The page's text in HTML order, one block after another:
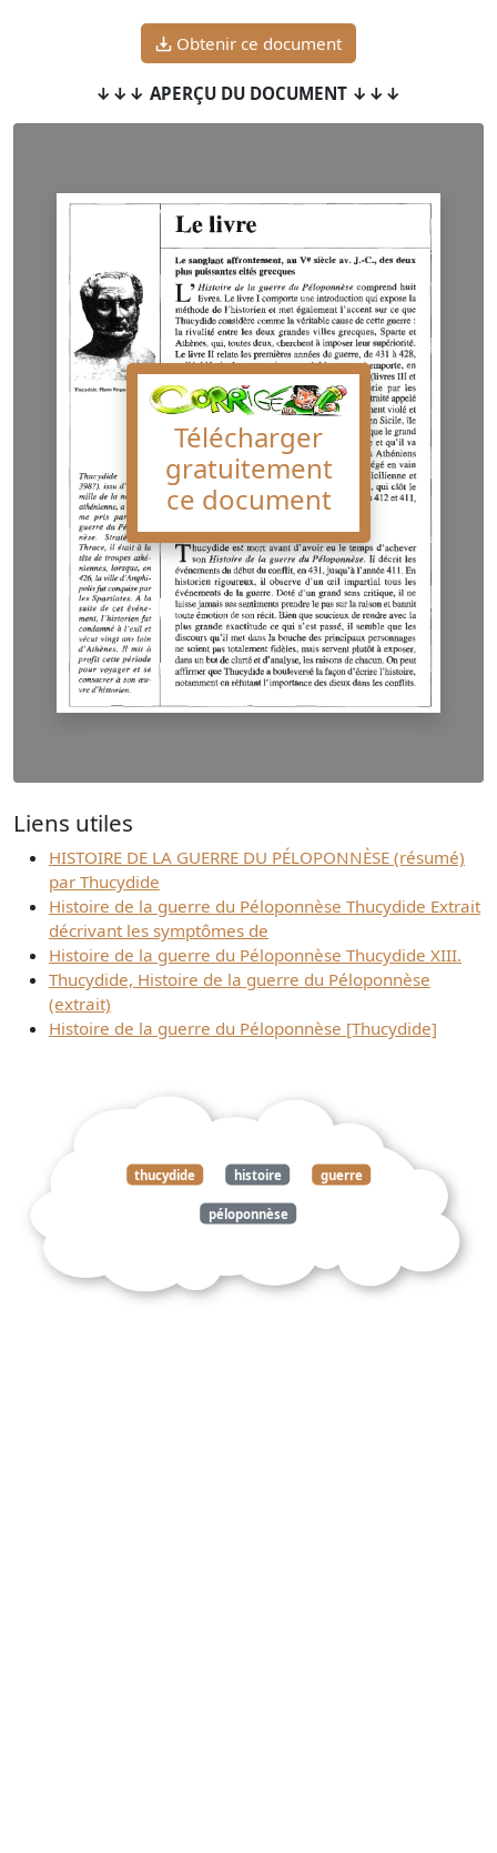
Obtenir ce document
↓↓↓ APERÇU DU DOCUMENT ↓↓↓
Télécharger
gratuitement
ce document
Liens utiles
HISTOIRE DE LA GUERRE DU PÉLOPONNÈSE (résumé)
par Thucydide
Histoire de la guerre du Péloponnèse Thucydide Extrait
décrivant les symptômes de
Histoire de la guerre du Péloponnèse Thucydide XIII.
Thucydide, Histoire de la guerre du Péloponnèse
(extrait)
Histoire de la guerre du Péloponnèse [Thucydide]
thucydide histoire guerre
péloponnèse